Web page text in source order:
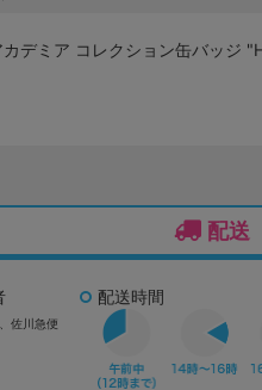
デミア コレクション缶バッジ
配送
佐川急便
配送時間